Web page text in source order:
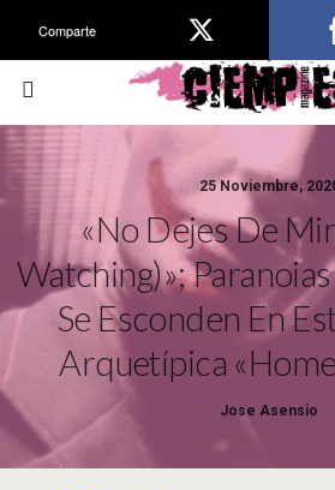
25 Noviembre,
«No Dejes De
Watching)»;
Se Esconden En
Arquetípica
Jose Asensio
Comparte